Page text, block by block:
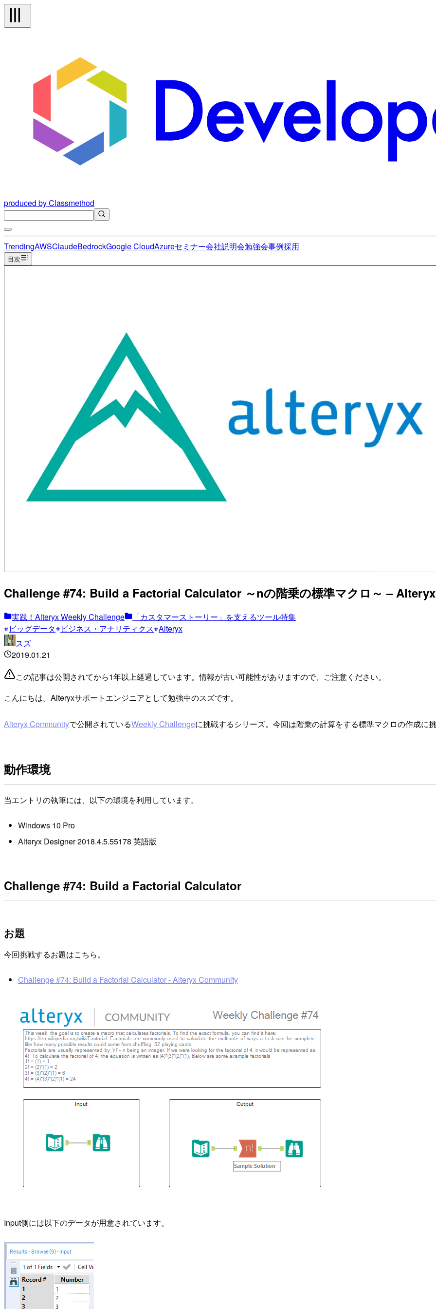
produced by Classmethod
TrendingAWSClaudeBedrockGoogle CloudAzureセミナー会社説明会勉強会事例採用
目次
Challenge #74: Build a Factorial Calculator ～nの階乗の標準マクロ～ –
実践！Alteryx Weekly Challenge
「カスタマーストーリー」を支えるツール特集
ビッグデータ
ビジネス・アナリティクス Alteryx
スズ
2019.01.21
この記事は公開されてから1年以上経過しています。情報が古い可能性がありますので、ご注意ください。
こんにちは。Alteryxサポートエンジニアとして勉強中のスズです。
Alteryx Communityで公開されているWeekly Challengeに挑戦するシリーズ。今回は階乗の計算をする標準マクロの作成に挑
動作環境
当エントリの執筆には、以下の環境を利用しています。
Windows 10 Pro
Alteryx Designer 2018.4.5.55178 英語版
Challenge #74: Build a Factorial Calculator
お題
今回挑戦するお題はこちら。
Challenge #74: Build a Factorial Calculator - Alteryx Community
Input側には以下のデータが用意されています。